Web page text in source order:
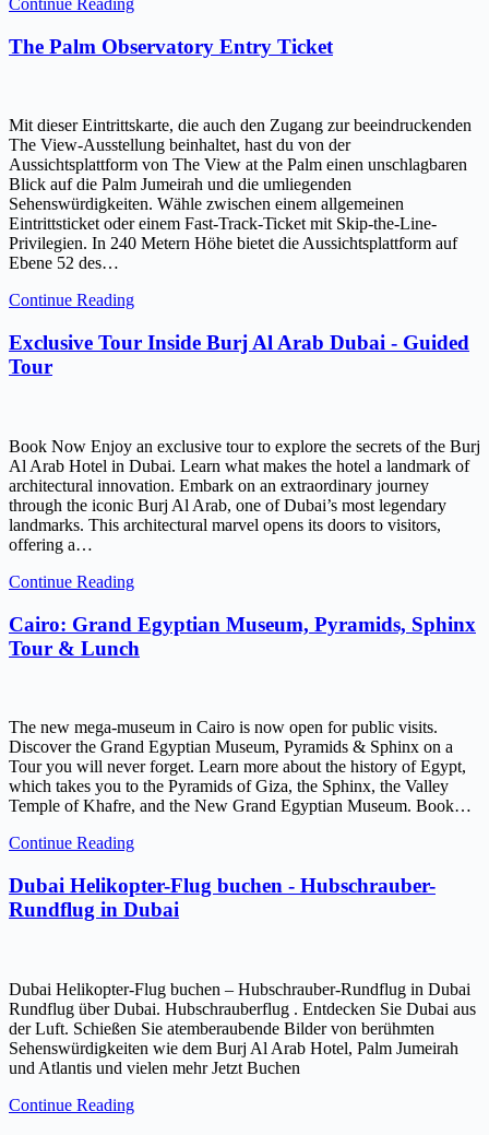
Continue Reading
The Palm Observatory Entry Ticket
Mit dieser Eintrittskarte, die auch den Zugang zur beeindruckenden
The View-Ausstellung beinhaltet, hast du von der
Aussichtsplattform von The View at the Palm einen unschlagbaren
Blick auf die Palm Jumeirah und die umliegenden
Sehenswürdigkeiten. Wähle zwischen einem allgemeinen
Eintrittsticket oder einem Fast-Track-Ticket mit Skip-the-Line-
Privilegien. In 240 Metern Höhe bietet die Aussichtsplattform auf
Ebene 52 des…
Continue Reading
Exclusive Tour Inside Burj Al Arab Dubai - Guided
Tour
Book Now Enjoy an exclusive tour to explore the secrets of the Burj
Al Arab Hotel in Dubai. Learn what makes the hotel a landmark of
architectural innovation. Embark on an extraordinary journey
through the iconic Burj Al Arab, one of Dubai’s most legendary
landmarks. This architectural marvel opens its doors to visitors,
offering a…
Continue Reading
Cairo: Grand Egyptian Museum, Pyramids, Sphinx
Tour & Lunch
The new mega-museum in Cairo is now open for public visits.
Discover the Grand Egyptian Museum, Pyramids & Sphinx on a
Tour you will never forget. Learn more about the history of Egypt,
which takes you to the Pyramids of Giza, the Sphinx, the Valley
Temple of Khafre, and the New Grand Egyptian Museum. Book…
Continue Reading
Dubai Helikopter-Flug buchen - Hubschrauber-
Rundflug in Dubai
Dubai Helikopter-Flug buchen – Hubschrauber-Rundflug in Dubai
Rundflug über Dubai. Hubschrauberflug . Entdecken Sie Dubai aus
der Luft. Schießen Sie atemberaubende Bilder von berühmten
Sehenswürdigkeiten wie dem Burj Al Arab Hotel, Palm Jumeirah
und Atlantis und vielen mehr Jetzt Buchen
Continue Reading